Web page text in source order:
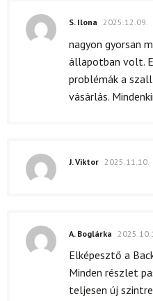
S. Ilona 2025.12.09.
nagyon gyorsan
állapotban volt.
problémák a
vásárlás.
J. Viktor 2025.11.10.
A. Boglárka
Elképesztő a
Minden részlet
teljesen új